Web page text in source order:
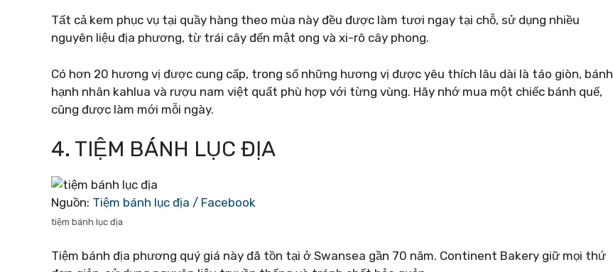
Tất cả kem phục vụ tại quầy hàng theo mùa này đều được làm tươi ngay tại chỗ, sử dụng nhiều
nguyên liệu địa phương, từ trái cây đến mật ong và xi-rô cây phong.
Có hơn 20 hương vị được cung cấp, trong số những hương vị được yêu thích lâu dài là táo giòn, bánh
hạnh nhân kahlua và rượu nam việt quất phù hợp với từng vùng. Hãy nhớ mua một chiếc bánh quế,
cũng được làm mới mỗi ngày.
4. TIỆM BÁNH LỤC ĐỊA
Nguồn: Tiệm bánh lục địa / Facebook
tiệm bánh lục địa
Tiệm bánh địa phương quý giá này đã tồn tại ở Swansea gần 70 năm. Continent Bakery giữ mọi thứ